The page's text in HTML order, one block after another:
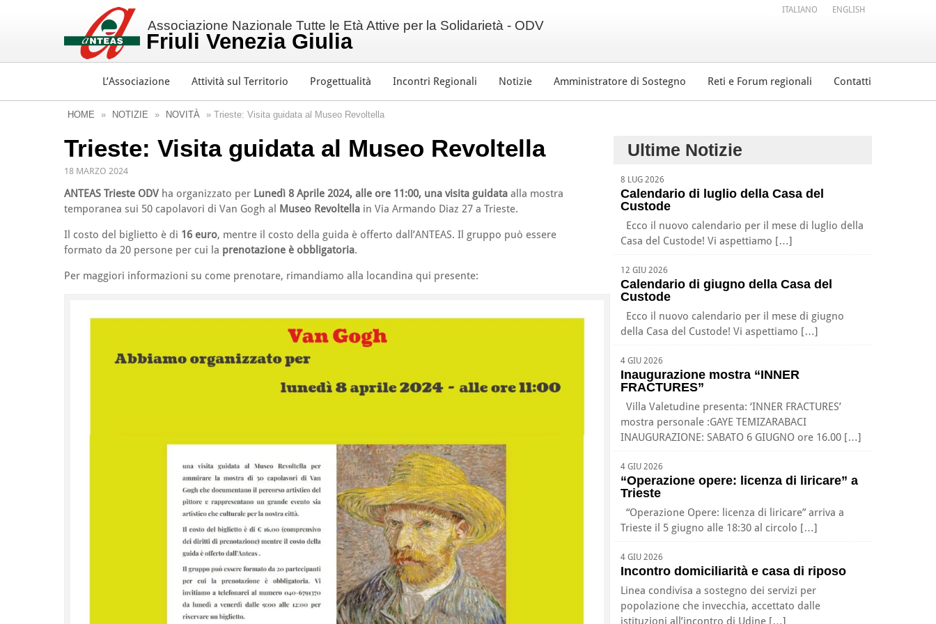
Associazione Nazionale Tutte le Età Attive per la Solidarietà - ODV
Friuli Venezia Giulia
L’Associazione Attività sul Territorio Progettualità Incontri Regionali Notizie Amministratore di Sostegno Reti e Forum regionali Contatti
ITALIANO ENGLISH
HOME » NOTIZIE » NOVITÀ » Trieste: Visita guidata al Museo Revoltella
Trieste: Visita guidata al Museo Revoltella
18 MARZO 2024
ANTEAS Trieste ODV ha organizzato per Lunedì 8 Aprile 2024, alle ore 11:00, una visita guidata alla mostra
temporanea sui 50 capolavori di Van Gogh al Museo Revoltella in Via Armando Diaz 27 a Trieste.
Il costo del biglietto è di 16 euro, mentre il costo della guida è offerto dall’ANTEAS. Il gruppo può essere
formato da 20 persone per cui la prenotazione è obbligatoria.
Per maggiori informazioni su come prenotare, rimandiamo alla locandina qui presente:
Ultime Notizie
8 LUG 2026
Calendario di luglio della Casa del
Custode
Ecco il nuovo calendario per il mese di luglio della
Casa del Custode! Vi aspettiamo […]
12 GIU 2026
Calendario di giugno della Casa del
Custode
Ecco il nuovo calendario per il mese di giugno
della Casa del Custode! Vi aspettiamo […]
4 GIU 2026
Inaugurazione mostra “INNER
FRACTURES”
Villa Valetudine presenta: ‘INNER FRACTURES’
mostra personale :GAYE TEMIZARABACI
INAUGURAZIONE: SABATO 6 GIUGNO ore 16.00 […]
4 GIU 2026
“Operazione opere: licenza di liricare” a
Trieste
“Operazione Opere: licenza di liricare” arriva a
Trieste il 5 giugno alle 18:30 al circolo […]
4 GIU 2026
Incontro domiciliarità e casa di riposo
Linea condivisa a sostegno dei servizi per
popolazione che invecchia, accettato dalle
istituzioni all’incontro di Udine […]